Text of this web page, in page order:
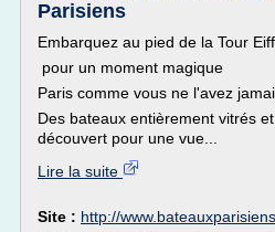
Parisiens
Embarquez au pied de la Tour
pour un moment magique
Paris comme vous ne l'avez
Des bateaux entièrement vitrés
découvert pour une vue...
Lire la suite
Site : http://